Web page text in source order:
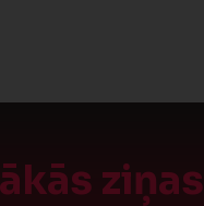
ziņas